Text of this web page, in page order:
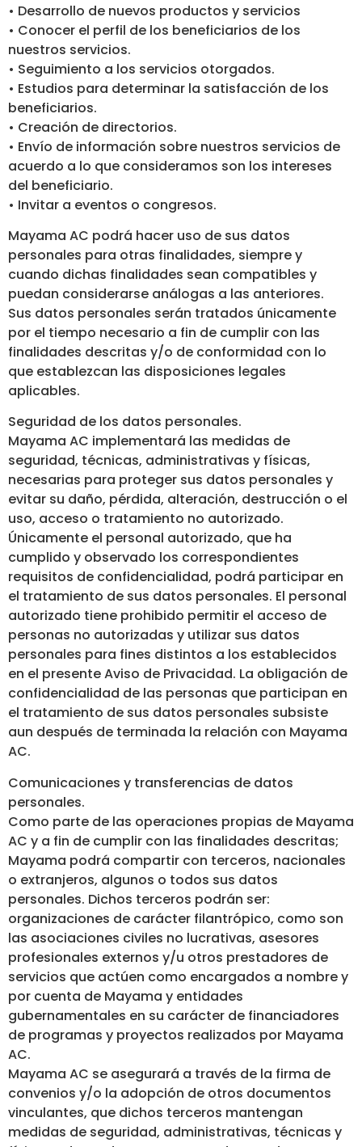
• Desarrollo de nuevos productos y servicios
• Conocer el perfil de los beneficiarios de los
nuestros servicios.
• Seguimiento a los servicios otorgados.
• Estudios para determinar la satisfacción de los
beneficiarios.
• Creación de directorios.
• Envío de información sobre nuestros servicios de
acuerdo a lo que consideramos son los intereses
del beneficiario.
• Invitar a eventos o congresos.
Mayama AC podrá hacer uso de sus datos
personales para otras finalidades, siempre y
cuando dichas finalidades sean compatibles y
puedan considerarse análogas a las anteriores.
Sus datos personales serán tratados únicamente
por el tiempo necesario a fin de cumplir con las
finalidades descritas y/o de conformidad con lo
que establezcan las disposiciones legales
aplicables.
Seguridad de los datos personales.
Mayama AC implementará las medidas de
seguridad, técnicas, administrativas y físicas,
necesarias para proteger sus datos personales y
evitar su daño, pérdida, alteración, destrucción o el
uso, acceso o tratamiento no autorizado.
Únicamente el personal autorizado, que ha
cumplido y observado los correspondientes
requisitos de confidencialidad, podrá participar en
el tratamiento de sus datos personales. El personal
autorizado tiene prohibido permitir el acceso de
personas no autorizadas y utilizar sus datos
personales para fines distintos a los establecidos
en el presente Aviso de Privacidad. La obligación de
confidencialidad de las personas que participan en
el tratamiento de sus datos personales subsiste
aun después de terminada la relación con Mayama
AC.
Comunicaciones y transferencias de datos
personales.
Como parte de las operaciones propias de Mayama
AC y a fin de cumplir con las finalidades descritas;
Mayama podrá compartir con terceros, nacionales
o extranjeros, algunos o todos sus datos
personales. Dichos terceros podrán ser:
organizaciones de carácter filantrópico, como son
las asociaciones civiles no lucrativas, asesores
profesionales externos y/u otros prestadores de
servicios que actúen como encargados a nombre y
por cuenta de Mayama y entidades
gubernamentales en su carácter de financiadores
de programas y proyectos realizados por Mayama
AC.
Mayama AC se asegurará a través de la firma de
convenios y/o la adopción de otros documentos
vinculantes, que dichos terceros mantengan
medidas de seguridad, administrativas, técnicas y